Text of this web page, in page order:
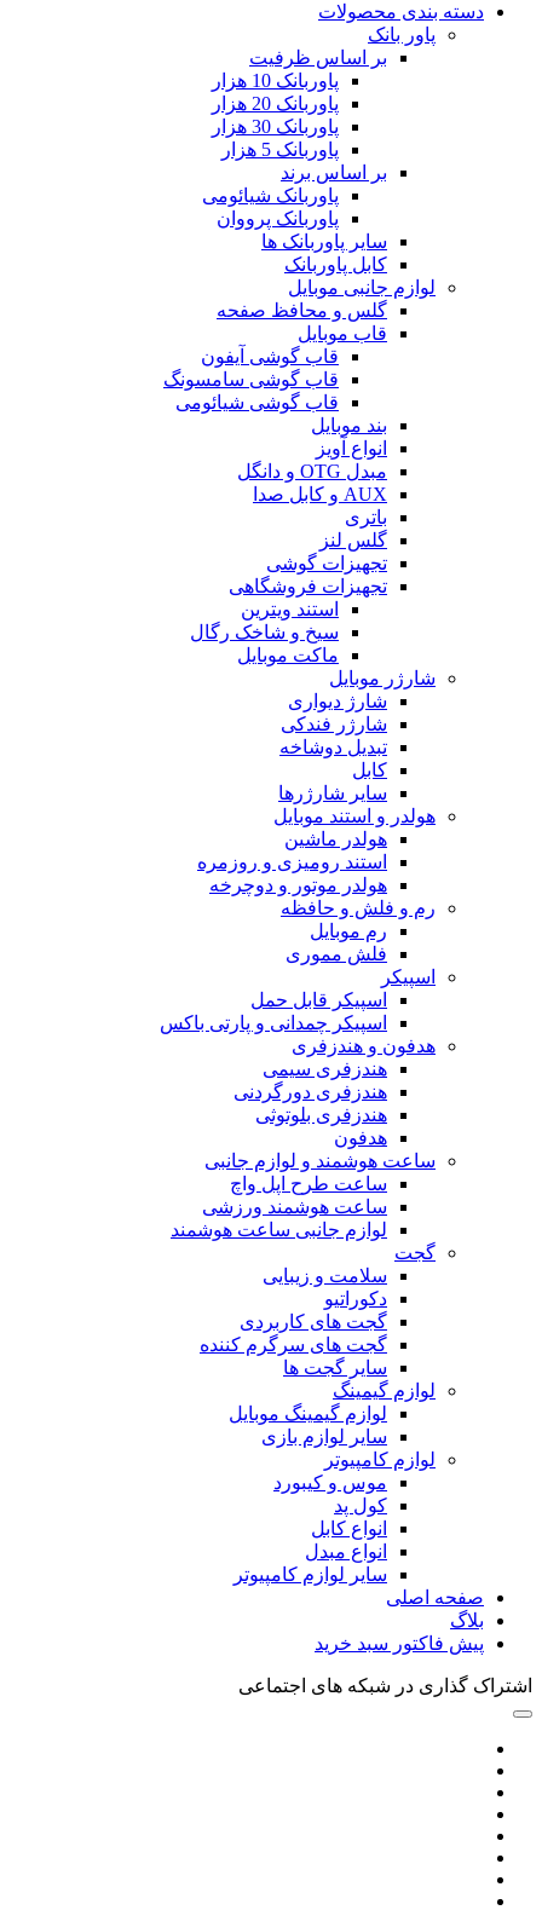
دسته بندی محصولات
پاور بانک
بر اساس ظرفیت
پاوربانک 10 هزار
پاوربانک 20 هزار
پاوربانک 30 هزار
پاوربانک 5 هزار
بر اساس برند
پاوربانک شیائومی
پاوربانک پرووان
سایر پاوربانک ها
کابل پاوربانک
لوازم جانبی موبایل
گلس و محافظ صفحه
قاب موبایل
قاب گوشی آیفون
قاب گوشی سامسونگ
قاب گوشی شیائومی
بند موبایل
انواع آویز
مبدل OTG و دانگل
AUX و کابل صدا
باتری
گلس لنز
تجهیزات گوشی
تجهیزات فروشگاهی
استند ویترین
سیخ و شاخک رگال
ماکت موبایل
شارژر موبایل
شارژ دیواری
شارژر فندکی
تبدیل دوشاخه
کابل
سایر شارژرها
هولدر و استند موبایل
هولدر ماشین
استند رومیزی و روزمره
هولدر موتور و دوچرخه
رم و فلش و حافظه
رم موبایل
فلش مموری
اسپیکر
اسپیکر قابل حمل
اسپیکر چمدانی و پارتی باکس
هدفون و هندزفری
هندزفری سیمی
هندزفری دورگردنی
هندزفری بلوتوثی
هدفون
ساعت هوشمند و لوازم جانبی
ساعت طرح اپل واچ
ساعت هوشمند ورزشی
لوازم جانبی ساعت هوشمند
گجت
سلامت و زیبایی
دکوراتیو
گجت های کاربردی
گجت های سرگرم کننده
سایر گجت ها
لوازم گیمینگ
لوازم گیمینگ موبایل
سایر لوازم بازی
لوازم کامپیوتر
موس و کیبورد
کول پد
انواع کابل
انواع مبدل
سایر لوازم کامپیوتر
صفحه اصلی
بلاگ
پیش فاکتور سبد خرید
اشتراک گذاری در شبکه های اجتماعی